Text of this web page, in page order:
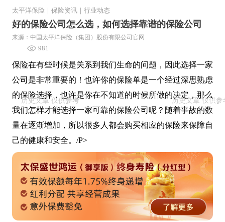
太平洋保险 保险资讯 行业动态
好的保险公司怎么选，如何选择靠谱的保险公司
来源：中国太平洋保险（集团）股份有限公司官网
981
保险在有些时候是关系到我们生命的问题，因此选择一家
公司是非常重要的！也许你的保险单是一个经过深思熟虑
的保险选择，也许是你在不知道的时候所做的决定，那么
我们怎样才能选择一家可靠的保险公司呢？随着事故的数
量在逐渐增加，所以很多人都会购买相应的保险来保障自
己的健康和安全。/P>